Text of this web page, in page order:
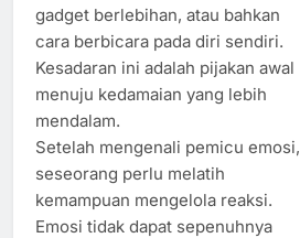
gadget berlebihan, atau bahkan
cara berbicara pada diri sendiri.
Kesadaran ini adalah pijakan awal
menuju kedamaian yang lebih
mendalam.
Setelah mengenali pemicu emosi,
seseorang perlu melatih
kemampuan mengelola reaksi.
Emosi tidak dapat sepenuhnya